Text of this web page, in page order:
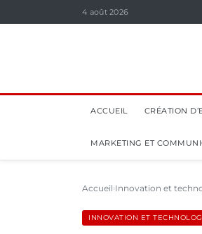
4 août 2026
ACCUEIL CRÉATION
MARKETING ET
Accueil Innovation et
INNOVATION ET